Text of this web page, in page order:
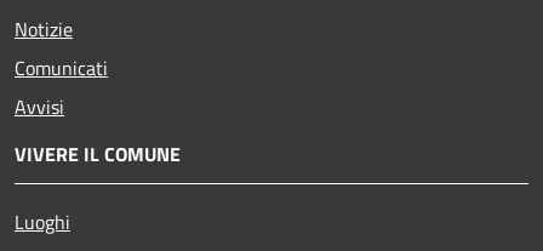
Notizie
Comunicati
Avvisi
VIVERE IL COMUNE
Luoghi